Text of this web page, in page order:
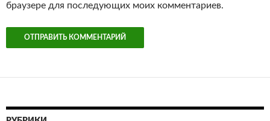
браузере для последующих моих комментариев.